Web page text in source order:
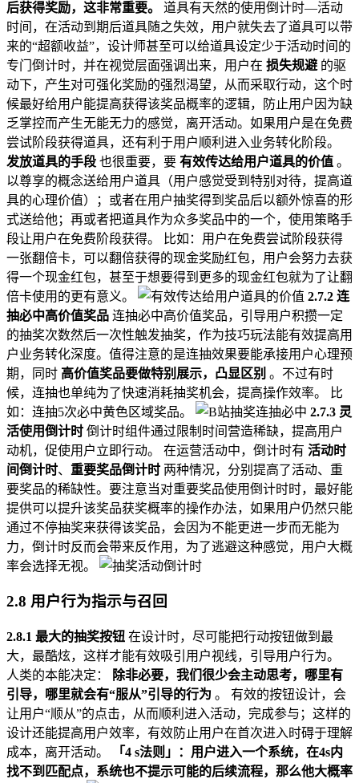
后获得奖励，这非常重要。
道具有天然的使用倒计时—活动
时间，在活动到期后道具随之失效，用户就失去了道具可以带
来的“超额收益”，设计师甚至可以给道具设定少于活动时间的
专门倒计时，并在视觉层面强调出来，用户在 损失规避 的驱
动下，产生对可强化奖励的强烈渴望，从而采取行动，这个时
候最好给用户能提高获得该奖品概率的逻辑，防止用户因为缺
乏掌控而产生无能无力的感觉，离开活动。如果用户是在免费
尝试阶段获得道具，还有利于用户顺利进入业务转化阶段。
发放道具的手段 也很重要，要 有效传达给用户道具的价值 。
以尊享的概念送给用户道具（用户感觉受到特别对待，提高道
具的心理价值）；或者在用户抽奖得到奖品后以额外惊喜的形
式送给他；再或者把道具作为众多奖品中的一个，使用策略手
段让用户在免费阶段获得。 比如：用户在免费尝试阶段获得
一张翻倍卡，可以翻倍获得的现金奖励红包，用户会努力去获
得一个现金红包，甚至于想要得到更多的现金红包就为了让翻
倍卡使用的更有意义。
2.7.2 连
抽必中高价值奖品 连抽必中高价值奖品，引导用户积攒一定
的抽奖次数然后一次性触发抽奖，作为技巧玩法能有效提高用
户业务转化深度。值得注意的是连抽效果要能承接用户心理预
期，同时 高价值奖品要做特别展示，凸显区别 。不过有时
候，连抽也单纯为了快速消耗抽奖机会，提高操作效率。 比
如：连抽5次必中黄色区域奖品。
2.7.3 灵
活使用倒计时 倒计时组件通过限制时间营造稀缺，提高用户
动机，促使用户立即行动。 在运营活动中，倒计时有 活动时
间倒计时、 重要奖品倒计时 两种情况，分别提高了活动、重
要奖品的稀缺性。要注意当对重要奖品使用倒计时时，最好能
提供可以提升该奖品获奖概率的操作办法，如果用户仍然只能
通过不停抽奖来获得该奖品，会因为不能更进一步而无能为
力，倒计时反而会带来反作用，为了逃避这种感觉，用户大概
率会选择无视。
2.8 用户行为指示与召回
2.8.1 最大的抽奖按钮 在设计时，尽可能把行动按钮做到最
大，最酷炫，这样才能有效吸引用户视线，引导用户行为。
人类的本能决定：
除非必要，我们很少会主动思考，哪里有
引导，哪里就会有“服从”引导的行为 。 有效的按钮设计，会
让用户“顺从”的点击，从而顺利进入活动，完成参与；这样的
设计还能提高用户效率，有效防止用户在首次进入时碍于理解
成本，离开活动。
「4 s法则」：用户进入一个系统，在4s内
找不到匹配点，系统也不提示可能的后续流程，那么他大概率